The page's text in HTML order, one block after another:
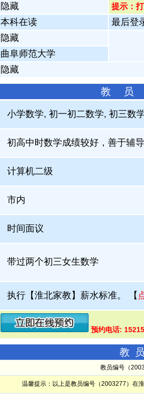
隐藏 提示：
本科在读
最后登
隐藏
曲阜师范大学
隐藏
教 员
小学数学, 初一初二数学, 初三数
初高中时数学成绩较好，善于辅
计算机二级
市内
时间面议
带过两个初三女生数学
执行【淮北家教】薪水标准。 【
预约电话:
教
教员编号（
温馨提示：以上是教员编号（2003277）在